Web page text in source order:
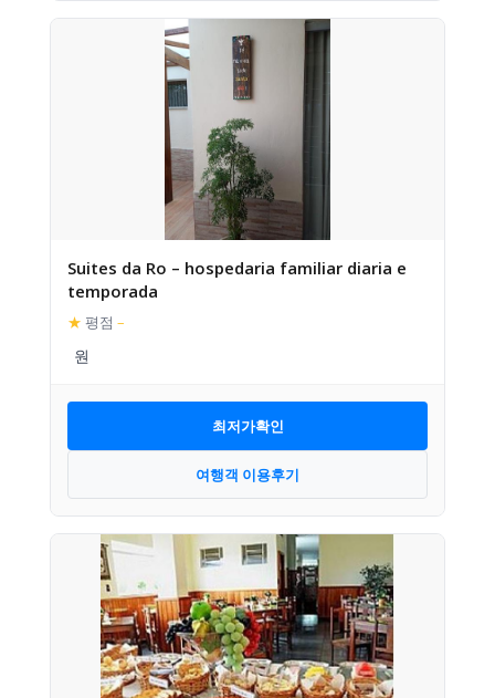
Suites da Ro – hospedaria familiar diaria e
temporada
★ 평점 –
최저가확인
여행객 이용후기